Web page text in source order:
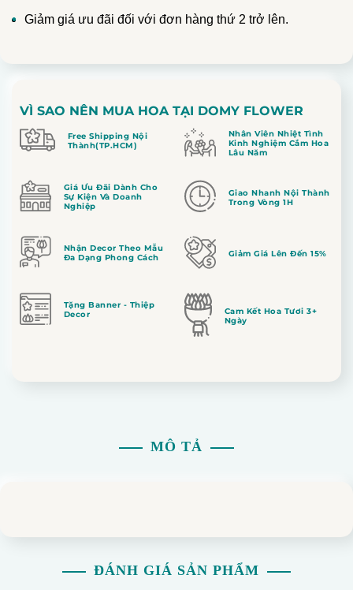
Giảm giá ưu đãi đối với đơn hàng thứ 2 trở lên.
VÌ SAO NÊN MUA HOA TẠI DOMY FLOWER
Free Shipping Nội
Thành(TP.HCM)
Nhân Viên Nhiệt Tình
Kinh Nghiệm Cắm Hoa
Lâu Năm
Giá Ưu Đãi Dành Cho
Sự Kiện Và Doanh
Nghiệp
Giao Nhanh Nội Thành
Trong Vòng 1H
Nhận Decor Theo Mẫu
Đa Dạng Phong Cách
Giảm Giá Lên Đến 15%
Tặng Banner - Thiệp
Decor
Cam Kết Hoa Tươi 3+
Ngày
MÔ TẢ
ĐÁNH GIÁ SẢN PHẨM